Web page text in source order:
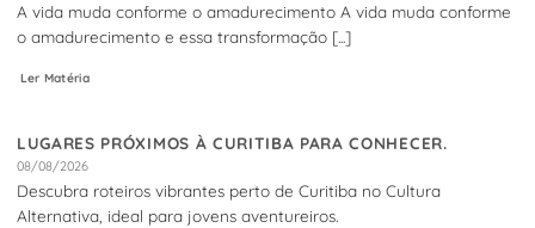
A vida muda conforme o amadurecimento A vida muda conforme
o amadurecimento e essa transformação [...]
Ler Matéria
LUGARES PRÓXIMOS À CURITIBA PARA CONHECER.
08/08/2026
Descubra roteiros vibrantes perto de Curitiba no Cultura
Alternativa, ideal para jovens aventureiros.